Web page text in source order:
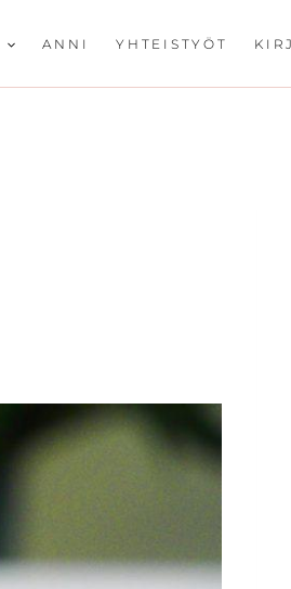
ANNI YHTEISTYÖT